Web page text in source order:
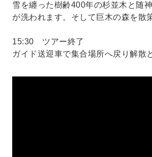
雪を纏った樹齢400年の杉並木と随
が洗われます。そして巨木の森を散
15:30 ツアー終了
ガイド送迎車で集合場所へ戻り解散